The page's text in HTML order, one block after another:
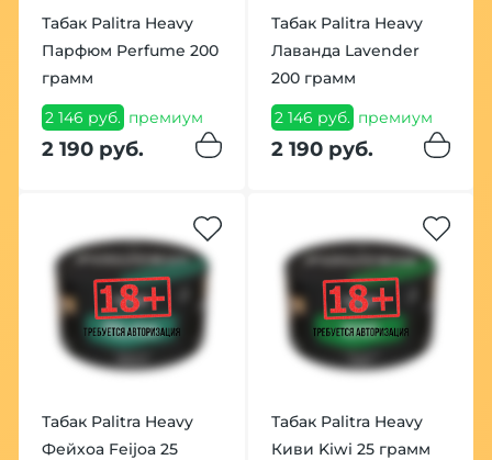
Табак Palitra Heavy
Парфюм Perfume 200
грамм
2 146 руб. премиум
2 190 руб.
Табак Palitra Heavy
Лаванда Lavender
200 грамм
2 146 руб. премиум
2 190 руб.
Табак Palitra Heavy
Фейхоа Feijoa 25
Табак Palitra Heavy
Киви Kiwi 25 грамм